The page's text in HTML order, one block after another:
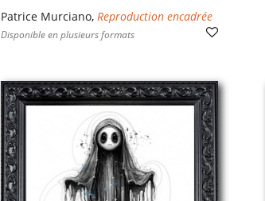
Patrice Murciano, Reproduction encadrée
Disponible en plusieurs formats